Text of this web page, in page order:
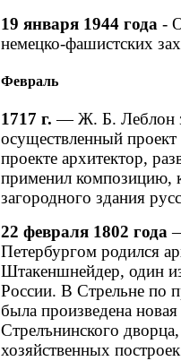
19 января 1944 года -
немецко-фашистских
Февраль
1717 г. — Ж. Б. Леблон
осуществленный
проекте архитектор,
применил композицию,
загородного здания
22 февраля 1802 года
Петербургом родился
Штакеншнейдер, один
России. В Стрельне по
была произведена
Стрелънинского
хозяйственных